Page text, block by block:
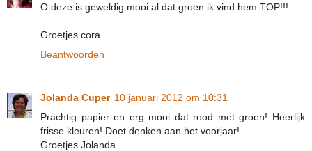
O deze is geweldig mooi al dat groen ik vind hem TOP!!!
Groetjes cora
Beantwoorden
Jolanda Cuper 10 januari 2012 om 10:31
Prachtig papier en erg mooi dat rood met groen! Heerlijk
frisse kleuren! Doet denken aan het voorjaar!
Groetjes Jolanda.